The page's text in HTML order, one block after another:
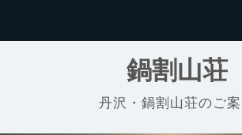
鍋割山荘
丹沢・鍋割山荘のご